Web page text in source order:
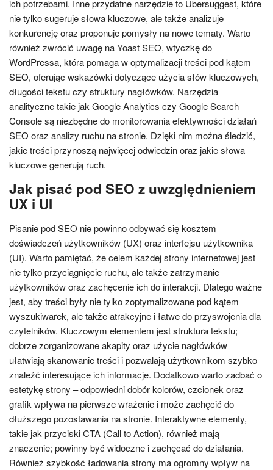
ich potrzebami. Inne przydatne narzędzie to Ubersuggest, które
nie tylko sugeruje słowa kluczowe, ale także analizuje
konkurencję oraz proponuje pomysły na nowe tematy. Warto
również zwrócić uwagę na Yoast SEO, wtyczkę do
WordPressa, która pomaga w optymalizacji treści pod kątem
SEO, oferując wskazówki dotyczące użycia słów kluczowych,
długości tekstu czy struktury nagłówków. Narzędzia
analityczne takie jak Google Analytics czy Google Search
Console są niezbędne do monitorowania efektywności działań
SEO oraz analizy ruchu na stronie. Dzięki nim można śledzić,
jakie treści przynoszą najwięcej odwiedzin oraz jakie słowa
kluczowe generują ruch.
Jak pisać pod SEO z uwzględnieniem
UX i UI
Pisanie pod SEO nie powinno odbywać się kosztem
doświadczeń użytkowników (UX) oraz interfejsu użytkownika
(UI). Warto pamiętać, że celem każdej strony internetowej jest
nie tylko przyciągnięcie ruchu, ale także zatrzymanie
użytkowników oraz zachęcenie ich do interakcji. Dlatego ważne
jest, aby treści były nie tylko zoptymalizowane pod kątem
wyszukiwarek, ale także atrakcyjne i łatwe do przyswojenia dla
czytelników. Kluczowym elementem jest struktura tekstu;
dobrze zorganizowane akapity oraz użycie nagłówków
ułatwiają skanowanie treści i pozwalają użytkownikom szybko
znaleźć interesujące ich informacje. Dodatkowo warto zadbać o
estetykę strony – odpowiedni dobór kolorów, czcionek oraz
grafik wpływa na pierwsze wrażenie i może zachęcić do
dłuższego pozostawania na stronie. Interaktywne elementy,
takie jak przyciski CTA (Call to Action), również mają
znaczenie; powinny być widoczne i zachęcać do działania.
Również szybkość ładowania strony ma ogromny wpływ na